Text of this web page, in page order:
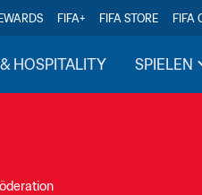
FIFA+ FIFA STORE FIFA
HOSPITALITY SPIELEN